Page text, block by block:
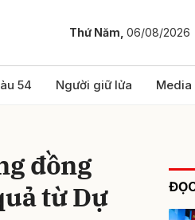
Thứ Năm, 06/08/2026
54 Người giữ lửa Media
đồng
từ Dự